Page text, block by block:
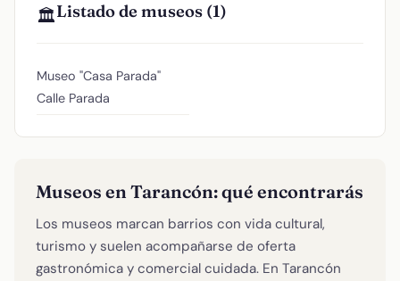
🏛️Listado de museos (1)
Museo "Casa Parada"
Calle Parada
Museos en Tarancón: qué encontrarás
Los museos marcan barrios con vida cultural,
turismo y suelen acompañarse de oferta
gastronómica y comercial cuidada. En Tarancón